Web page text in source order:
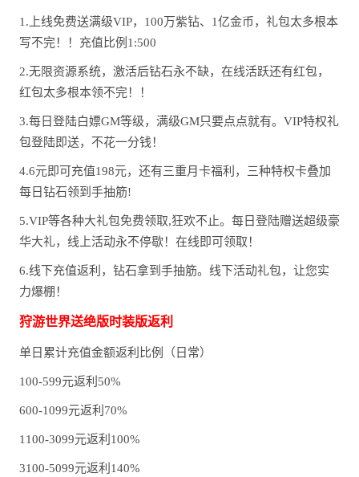
1.上线免费送满级VIP，100万紫钻、1亿金币，礼包太多根本
写不完！！充值比例1:500
2.无限资源系统，激活后钻石永不缺，在线活跃还有红包，
红包太多根本领不完！！
3.每日登陆白嫖GM等级，满级GM只要点点就有。VIP特权礼
包登陆即送，不花一分钱！
4.6元即可充值198元，还有三重月卡福利，三种特权卡叠加
每日钻石领到手抽筋!
5.VIP等各种大礼包免费领取,狂欢不止。每日登陆赠送超级豪
华大礼，线上活动永不停歇！在线即可领取！
6.线下充值返利，钻石拿到手抽筋。线下活动礼包，让您实
力爆棚！
狩游世界送绝版时装版返利
单日累计充值金额返利比例（日常）
100-599元返利50%
600-1099元返利70%
1100-3099元返利100%
3100-5099元返利140%